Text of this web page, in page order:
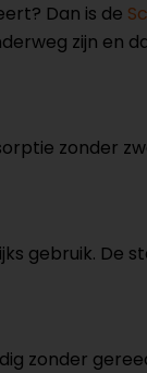
Dan is de
zijn en
zonder
gebruik. De
zonder